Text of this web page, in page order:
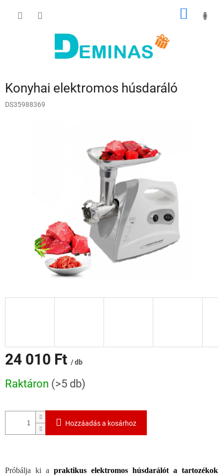
KOSÁR
Konyhai elektromos húsdaráló
DS35988369
24 010 Ft / db
Raktáron (>5 db)
Hozzáadás a kosárhoz
Próbálja ki a praktikus elektromos húsdarálót a tartozékok